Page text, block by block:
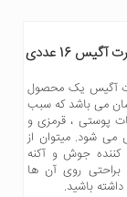
16 عددی
آگیس یک محصول
می باشد که سبب
پوستی ، قرمزی و
شود. میتوان از
جوش و آکنه
براحتی روی آن ها
باشید.